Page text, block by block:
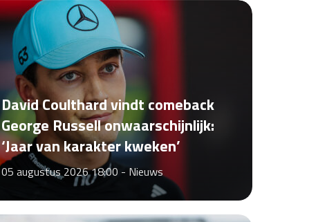
David Coulthard vindt comeback
George Russell onwaarschijnlijk:
‘Jaar van karakter kweken’
05 augustus 2026 18:00 -Nieuws